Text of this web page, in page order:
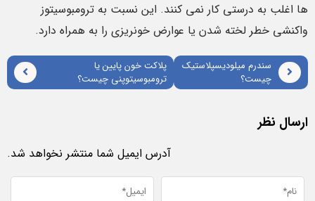
ها اغلب به درستی کار نمی کنند. این نسبت به ترومبوسیتوز
واکنشی خطر لخته شدن یا عوارض خونریزی را به همراه دارد.
سندرم میلودیسپلاستیک
چیست؟
پلاکت خون پایین یا
ترومبوسیتوپنی چیست؟
ارسال نظر
آدرس ایمیل شما منتشر نخواهد شد.